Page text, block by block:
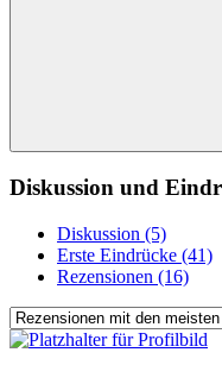
Diskussion und
Diskussion (5)
Erste Eindrücke (41)
Rezensionen (16)